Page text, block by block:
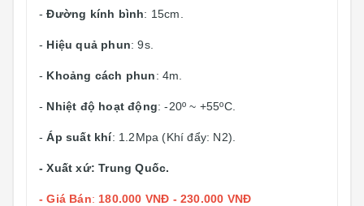
-Đường kính bình: 15cm.
- Hiệu quả phun: 9s.
- Khoảng cách phun: 4m.
- Nhiệt độ hoạt động: -20º ~ +55ºC.
-Áp suất khí: 1.2Mpa (Khí đẩy: N2).
- Xuất xứ: Trung Quốc.
- Giá Bán: 180.000 VNĐ - 230.000 VNĐ